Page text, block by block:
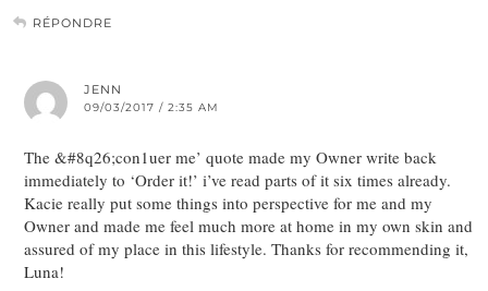
RÉPONDRE
JENN
09/03/2017 / 2:35 AM
The &#8q26;con1uer me’ quote made my Owner write back
immediately to ‘Order it!’ i’ve read parts of it six times already.
Kacie really put some things into perspective for me and my
Owner and made me feel much more at home in my own skin and
assured of my place in this lifestyle. Thanks for recommending it,
Luna!